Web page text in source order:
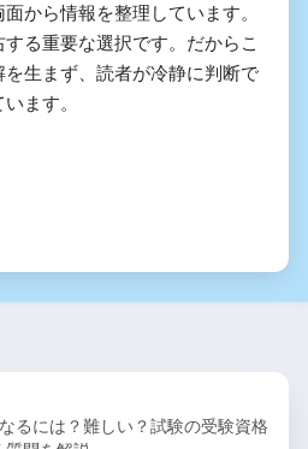
から情報を整理しています。
る重要な選択です。だからこ
生まず、読者が冷静に判断で
ます。
るには？難しい？試験の受験資格